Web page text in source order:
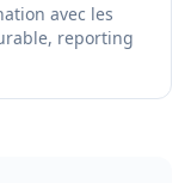
avec les
reporting